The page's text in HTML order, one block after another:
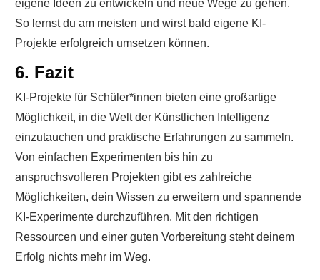
eigene Ideen zu entwickeln und neue Wege zu gehen.
So lernst du am meisten und wirst bald eigene KI-
Projekte erfolgreich umsetzen können.
6. Fazit
KI-Projekte für Schüler*innen bieten eine großartige
Möglichkeit, in die Welt der Künstlichen Intelligenz
einzutauchen und praktische Erfahrungen zu sammeln.
Von einfachen Experimenten bis hin zu
anspruchsvolleren Projekten gibt es zahlreiche
Möglichkeiten, dein Wissen zu erweitern und spannende
KI-Experimente durchzuführen. Mit den richtigen
Ressourcen und einer guten Vorbereitung steht deinem
Erfolg nichts mehr im Weg.